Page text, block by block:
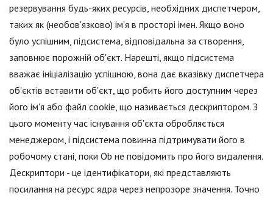
резервування будь-яких ресурсів, необхідних диспетчером,
таких як (необов'язково) ім'я в просторі імен. Якщо воно
було успішним, підсистема, відповідальна за створення,
заповнює порожній об'єкт. Нарешті, якщо підсистема
вважає ініціалізацію успішною, вона дає вказівку диспетчера
об'єктів вставити об'єкт, що робить його доступним через
його ім'я або файл cookie, що називається дескриптором. З
цього моменту час існування об'єкта обробляється
менеджером, і підсистема повинна підтримувати його в
робочому стані, поки Ob не повідомить про його видалення.
Дескриптори - це ідентифікатори, які представляють
посилання на ресурс ядра через непрозоре значення. Точно